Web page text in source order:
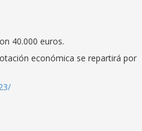
40.000 euros.
económica se repartirá por